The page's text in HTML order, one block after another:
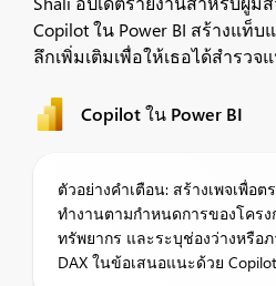
Copilot ใน Power BI สร้างแท็
ลึกเพิ่มเติมเพื่อให้เธอได้สำรวจ
Copilot ใน Power BI
ตัวอย่างคำเตือน: สร้างเพจเพื่อ
ทำงานตามกำหนดการของโคร
ทรัพยากร และระบุช่องว่างหรือ
DAX ในข้อเสนอแนะด้วย Copilot